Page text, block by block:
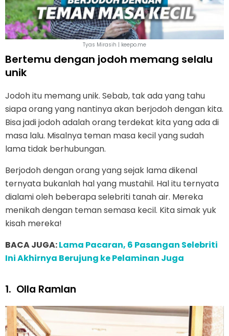
Tyas Mirasih | keepo.me
Bertemu dengan jodoh memang selalu
unik
Jodoh itu memang unik. Sebab, tak ada yang tahu
siapa orang yang nantinya akan berjodoh dengan kita.
Bisa jadi jodoh adalah orang terdekat kita yang ada di
masa lalu. Misalnya teman masa kecil yang sudah
lama tidak berhubungan.
Berjodoh dengan orang yang sejak lama dikenal
ternyata bukanlah hal yang mustahil. Hal itu ternyata
dialami oleh beberapa selebriti tanah air. Mereka
menikah dengan teman semasa kecil. Kita simak yuk
kisah mereka!
BACA JUGA:Lama Pacaran, 6 Pasangan Selebriti
Ini Akhirnya Berujung ke Pelaminan Juga
1. Olla Ramlan